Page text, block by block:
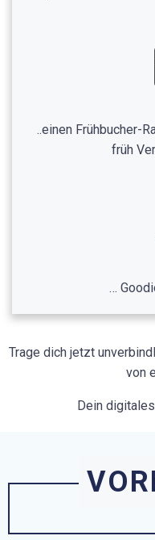
..einen Frühbucher-
früh
…
Trage dich jetzt
von
Dein